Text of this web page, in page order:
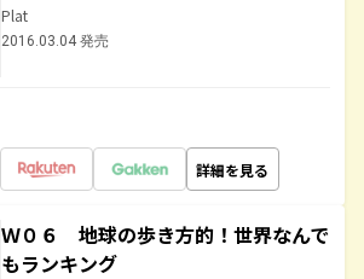
Plat
2016.03.04 発売
詳細を見る
Ｗ０６ 地球の歩き方的！世界なんで
もランキング